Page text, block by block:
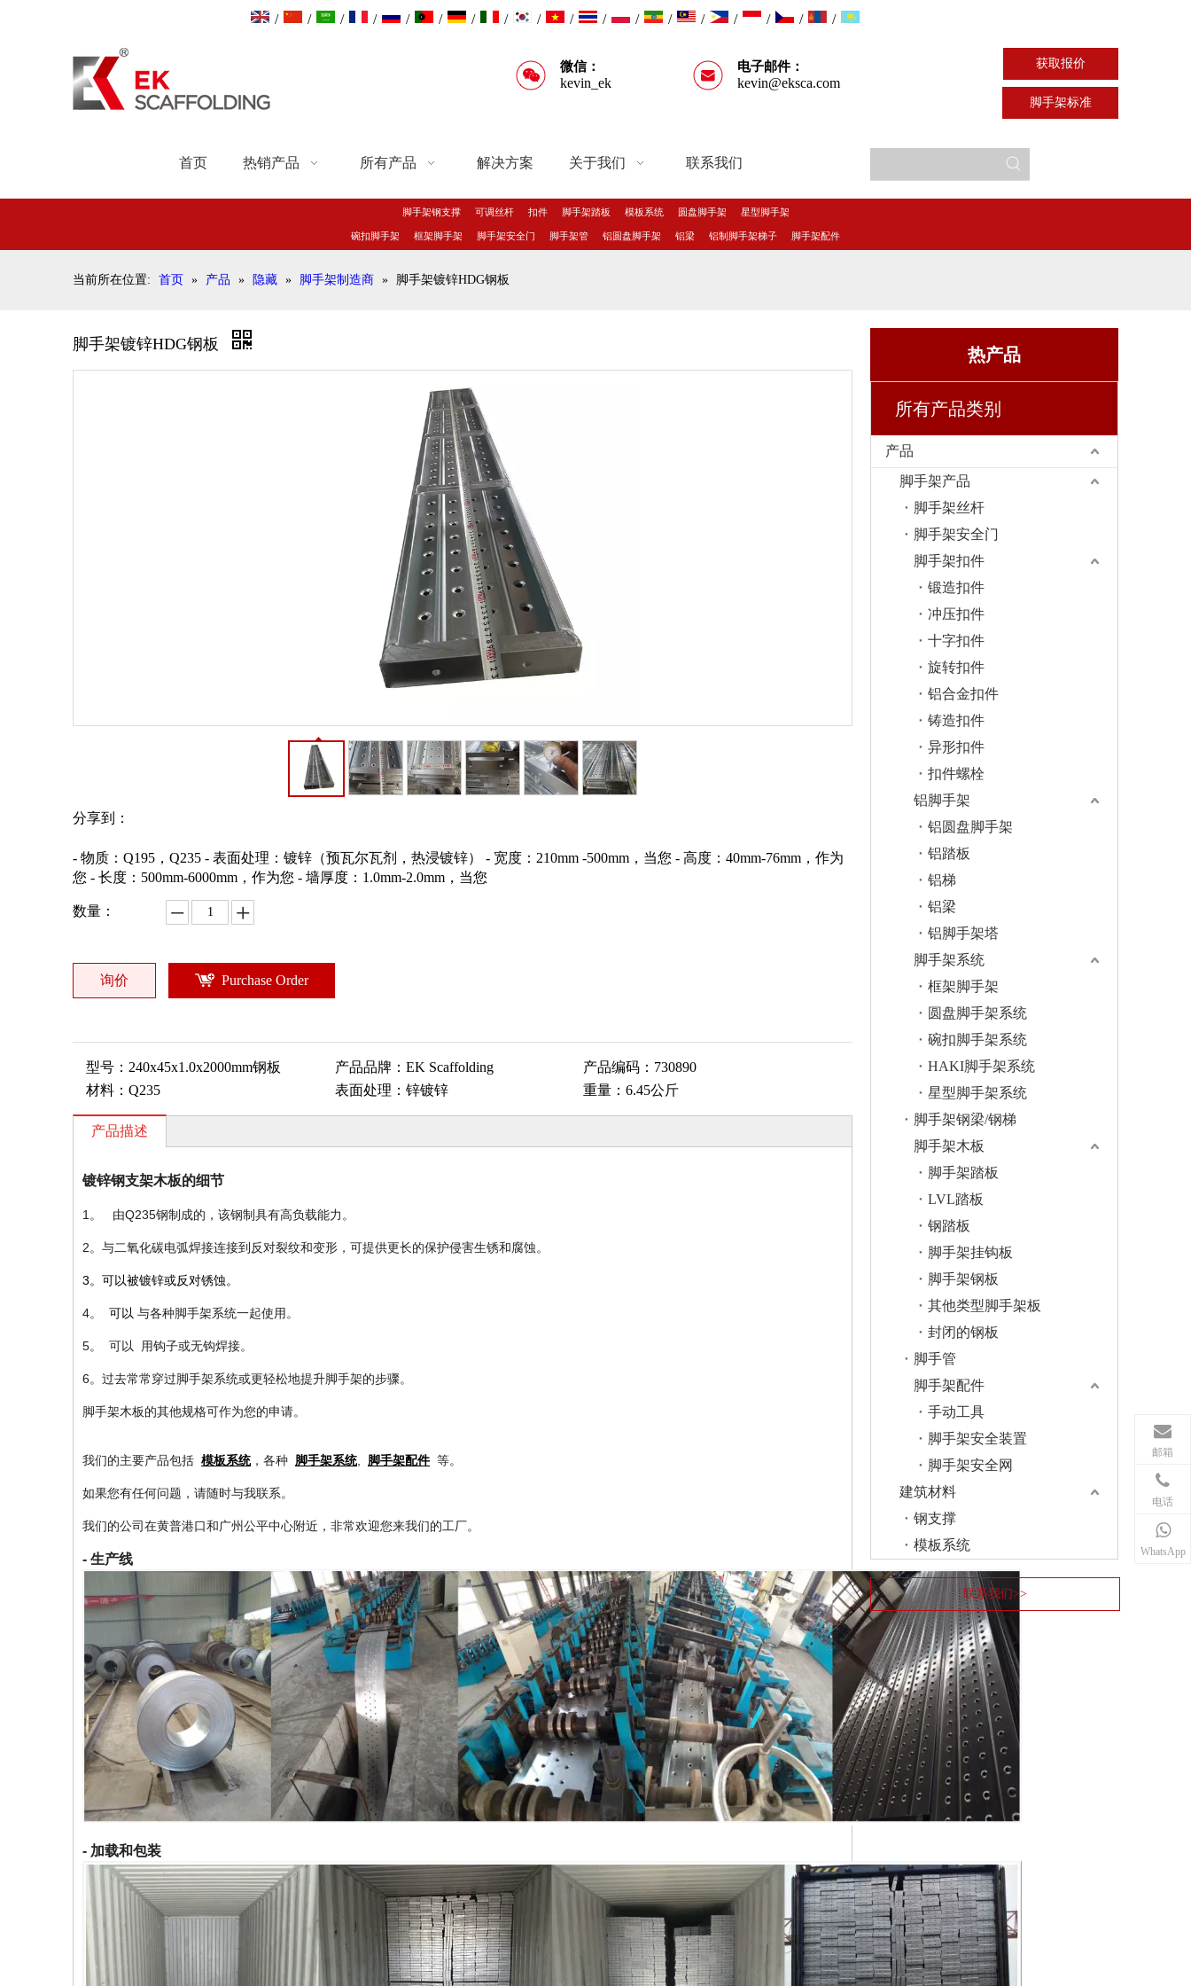
/ / / / / / / / / / / / / / / / / /
邮箱
电话
WhatsApp
微信：
kevin_ek
电子邮件：
kevin@eksca.com
获取报价
脚手架标准
首页 热销产品 所有产品 解决方案 关于我们 联系我们
脚手架钢支撑 可调丝杆 扣件 脚手架踏板 模板系统 圆盘脚手架 星型脚手架
碗扣脚手架 框架脚手架 脚手架安全门 脚手架管 铝圆盘脚手架 铝梁 铝制脚手架梯子 脚手架配件
当前所在位置: 首页 » 产品 » 隐藏 » 脚手架制造商 » 脚手架镀锌HDG钢板
脚手架镀锌HDG钢板
分享到：
- 物质：Q195，Q235 - 表面处理：镀锌（预瓦尔瓦剂，热浸镀锌） - 宽度：210mm -500mm，当您 - 高度：40mm-76mm，作为
您 - 长度：500mm-6000mm，作为您 - 墙厚度：1.0mm-2.0mm，当您
数量：
询价 Purchase Order
型号： 240x45x1.0x2000mm钢板 产品品牌： EK Scaffolding 产品编码： 730890
材料： Q235 表面处理： 锌镀锌 重量： 6.45公斤
产品描述
镀锌钢支架木板的细节
1。 由Q235钢制成的，该钢制具有高负载能力。
2。与二氧化碳电弧焊接连接到反对裂纹和变形，可提供更长的保护侵害生锈和腐蚀。
3。可以被镀锌或反对锈蚀。
4。 可以 与各种脚手架系统一起使用。
5。 可以 用钩子或无钩焊接。
6。过去常常穿过脚手架系统或更轻松地提升脚手架的步骤。
脚手架木板的其他规格可作为您的申请。
我们的主要产品包括 模板系统 ，各种 脚手架系统, 脚手架配件 等。
如果您有任何问题，请随时与我联系。
我们的公司在黄普港口和广州公平中心附近，非常欢迎您来我们的工厂。
- 生产线
- 加载和包装
热产品
所有产品类别
产品
脚手架产品
脚手架丝杆
脚手架安全门
脚手架扣件
锻造扣件
冲压扣件
十字扣件
旋转扣件
铝合金扣件
铸造扣件
异形扣件
扣件螺栓
铝脚手架
铝圆盘脚手架
铝踏板
铝梯
铝梁
铝脚手架塔
脚手架系统
框架脚手架
圆盘脚手架系统
碗扣脚手架系统
HAKI脚手架系统
星型脚手架系统
脚手架钢梁/钢梯
脚手架木板
脚手架踏板
LVL踏板
钢踏板
脚手架挂钩板
脚手架钢板
其他类型脚手架板
封闭的钢板
脚手管
脚手架配件
手动工具
脚手架安全装置
脚手架安全网
建筑材料
钢支撑
模板系统
联系我们>>